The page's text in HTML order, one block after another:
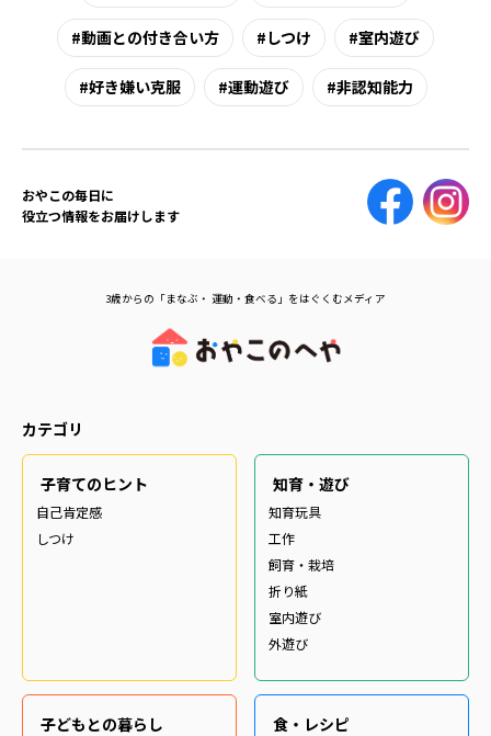
動画との付き合い方 しつけ 室内遊び
好き嫌い克服 運動遊び 非認知能力
おやこの毎日に
役立つ情報をお届けします
3歳からの「まなぶ・ 運動・食べる」をはぐくむメディア
カテゴリ
子育てのヒント
自己肯定感
しつけ
知育・遊び
知育玩具
工作
飼育・栽培
折り紙
室内遊び
外遊び
子どもとの暮らし 食・レシピ